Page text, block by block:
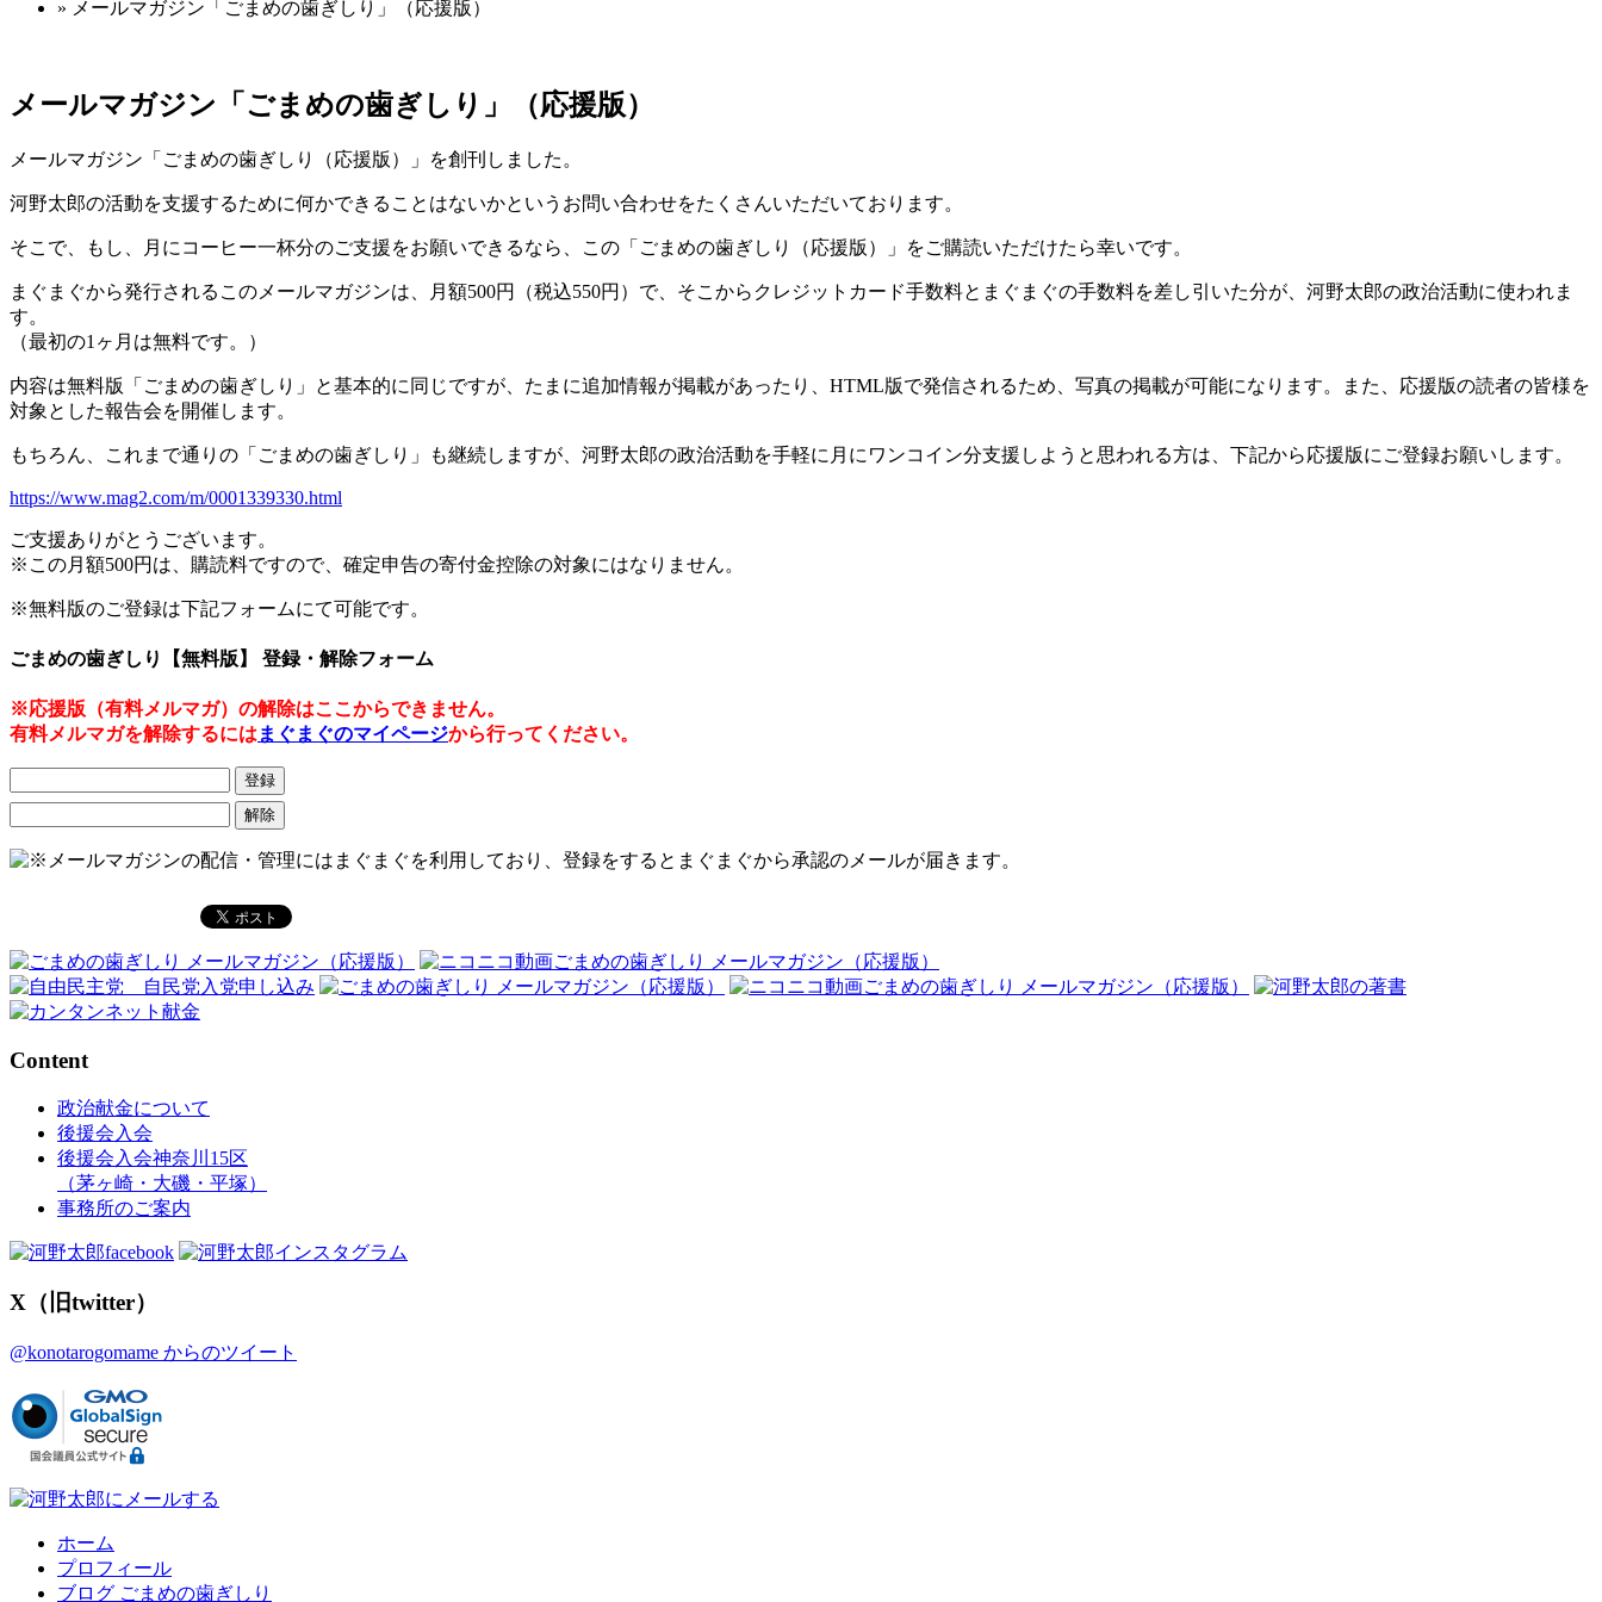
» メールマガジン「ごまめの歯ぎしり」（応援版）
メールマガジン「ごまめの歯ぎしり」（応援版）
メールマガジン「ごまめの歯ぎしり（応援版）」を創刊しました。
河野太郎の活動を支援するために何かできることはないかというお問い合わせをたくさんいただいております。
そこで、もし、月にコーヒー一杯分のご支援をお願いできるなら、この「ごまめの歯ぎしり（応援版）」をご購読いただけたら幸いです。
まぐまぐから発行されるこのメールマガジンは、月額500円（税込550円）で、そこからクレジットカード手数料とまぐまぐの手数料を差し引いた分が、河野太郎の政治活動に使われま
す。
（最初の1ヶ月は無料です。）
内容は無料版「ごまめの歯ぎしり」と基本的に同じですが、たまに追加情報が掲載があったり、HTML版で発信されるため、写真の掲載が可能になります。また、応援版の読者の皆様を
対象とした報告会を開催します。
もちろん、これまで通りの「ごまめの歯ぎしり」も継続しますが、河野太郎の政治活動を手軽に月にワンコイン分支援しようと思われる方は、下記から応援版にご登録お願いします。
https://www.mag2.com/m/0001339330.html
ご支援ありがとうございます。
※この月額500円は、購読料ですので、確定申告の寄付金控除の対象にはなりません。
※無料版のご登録は下記フォームにて可能です。
ごまめの歯ぎしり【無料版】 登録・解除フォーム
※応援版（有料メルマガ）の解除はここからできません。
有料メルマガを解除するには まぐまぐのマイページから行ってください。
Content
政治献金について
後援会入会
後援会入会神奈川15区
（茅ヶ崎・大磯・平塚）
事務所のご案内
X（旧twitter）
@konotarogomame からのツイート
ホーム
プロフィール
ブログ ごまめの歯ぎしり